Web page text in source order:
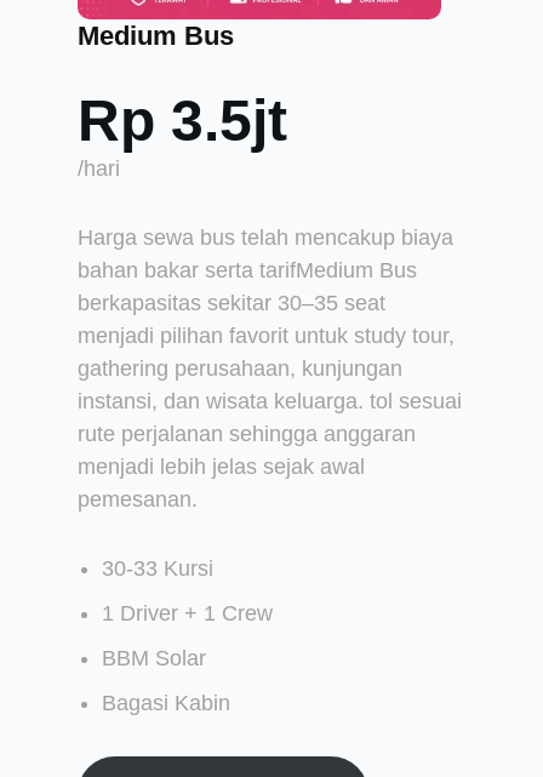
Medium Bus
Rp 3.5jt
/hari
Harga sewa bus telah mencakup biaya
bahan bakar serta tarifMedium Bus
berkapasitas sekitar 30–35 seat
menjadi pilihan favorit untuk study tour,
gathering perusahaan, kunjungan
instansi, dan wisata keluarga. tol sesuai
rute perjalanan sehingga anggaran
menjadi lebih jelas sejak awal
pemesanan.
30-33 Kursi
1 Driver + 1 Crew
BBM Solar
Bagasi Kabin